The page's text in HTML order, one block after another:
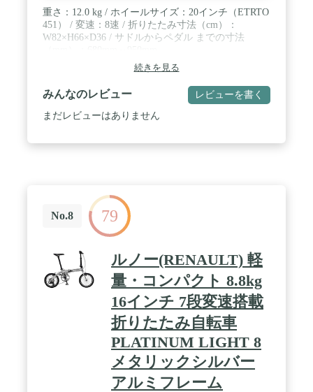
重さ：12.0 kg / ホイールサイズ：20インチ（ETRTO
451） / 変速：8速 / 折りたたみ寸法（cm）：
W82×H66×D36 / サドルからペダル までの寸法
続きを見る
みんなのレビュー レビューを書く
まだレビューはありません
No.8 79
ルノー(RENAULT) 軽
量・コンパクト 8.8kg
16インチ 7段変速搭載
折りたたみ自転車
PLATINUM LIGHT 8
メタリックシルバー
アルミフレーム